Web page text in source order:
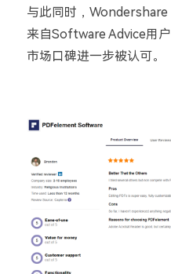
与此同时，
来自Software Advice用
市场口碑进一步被认可。